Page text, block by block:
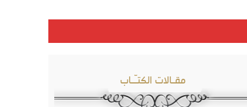
مقـالات الكتـّـاب